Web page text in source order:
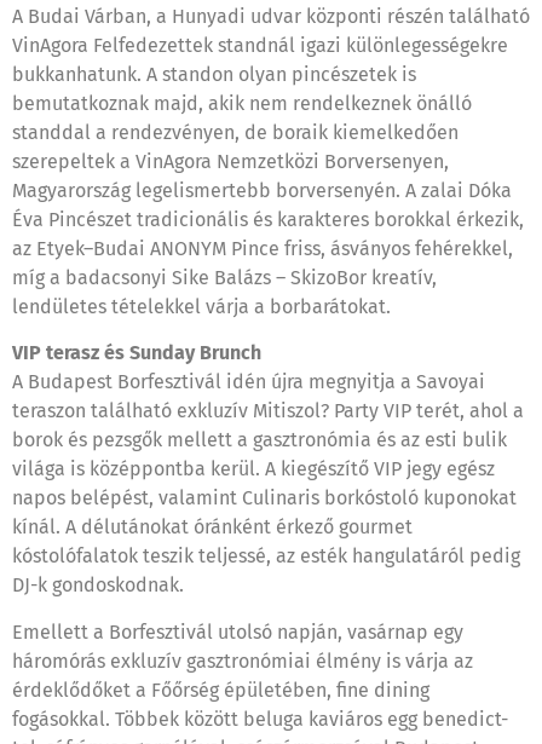
A Budai Várban, a Hunyadi udvar központi részén található
VinAgora Felfedezettek standnál igazi különlegességekre
bukkanhatunk. A standon olyan pincészetek is
bemutatkoznak majd, akik nem rendelkeznek önálló
standdal a rendezvényen, de boraik kiemelkedően
szerepeltek a VinAgora Nemzetközi Borversenyen,
Magyarország legelismertebb borversenyén. A zalai Dóka
Éva Pincészet tradicionális és karakteres borokkal érkezik,
az Etyek–Budai ANONYM Pince friss, ásványos fehérekkel,
míg a badacsonyi Sike Balázs – SkizoBor kreatív,
lendületes tételekkel várja a borbarátokat.
VIP terasz és Sunday Brunch
A Budapest Borfesztivál idén újra megnyitja a Savoyai
teraszon található exkluzív Mitiszol? Party VIP terét, ahol a
borok és pezsgők mellett a gasztronómia és az esti bulik
világa is középpontba kerül. A kiegészítő VIP jegy egész
napos belépést, valamint Culinaris borkóstoló kuponokat
kínál. A délutánokat óránként érkező gourmet
kóstolófalatok teszik teljessé, az esték hangulatáról pedig
DJ-k gondoskodnak.
Emellett a Borfesztivál utolsó napján, vasárnap egy
háromórás exkluzív gasztronómiai élmény is várja az
érdeklődőket a Főőrség épületében, fine dining
fogásokkal. Többek között beluga kaviáros egg benedict-